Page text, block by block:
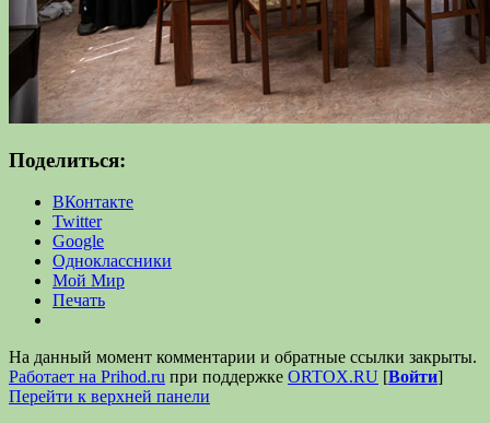
Поделиться:
ВКонтакте
Twitter
Google
Одноклассники
Мой Мир
Печать
На данный момент комментарии и обратные ссылки закрыты.
Работает на Prihod.ru при поддержке ORTOX.RU [Войти]
Перейти к верхней панели